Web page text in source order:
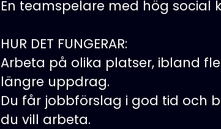
En teamspelare med hög social
HUR DET FUNGERAR:
Arbeta på olika platser, ibland
längre uppdrag.
Du får jobbförslag i god tid och
du vill arbeta.